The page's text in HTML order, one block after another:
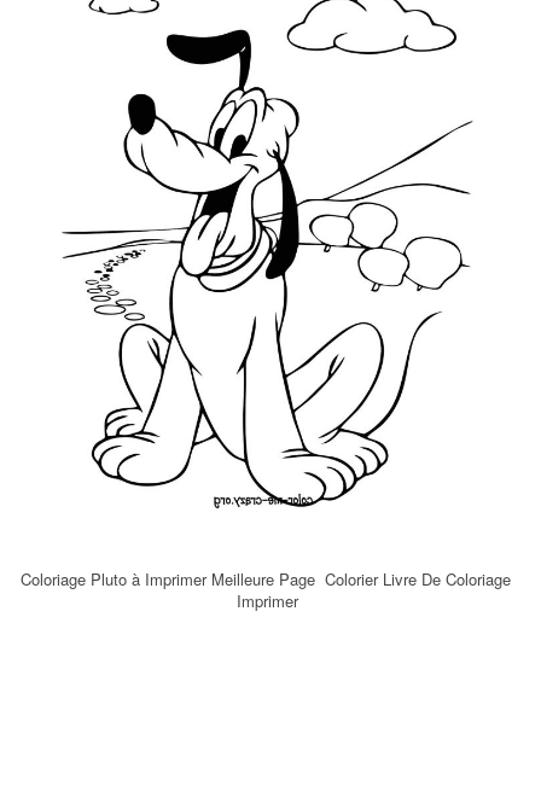
Coloriage Pluto à Imprimer Meilleure Page  Colorier Livre De Coloriage 
Imprimer